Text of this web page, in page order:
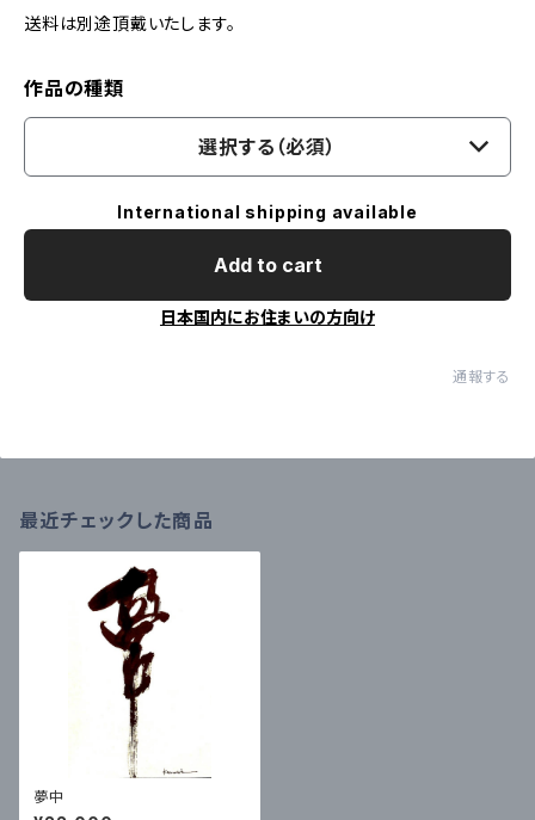
送料は別途頂戴いたします。
作品の種類
選択する（必須）
International shipping available
Add to cart
日本国内にお住まいの方向け
通報する
最近チェックした商品
夢中